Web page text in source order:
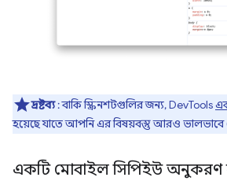
দ্রষ্টব্য: বাকি স্ক্রিনশটগুলির জন্য, DevTools
হয়েছে যাতে আপনি এর বিষয়বস্তু আরও ভালভাবে
একটি মোবাইল সিপিইউ